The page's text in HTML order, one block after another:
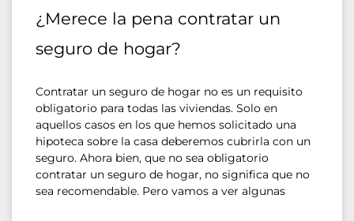
¿Merece la pena contratar un
seguro de hogar?
Contratar un seguro de hogar no es un requisito
obligatorio para todas las viviendas. Solo en
aquellos casos en los que hemos solicitado una
hipoteca sobre la casa deberemos cubrirla con un
seguro. Ahora bien, que no sea obligatorio
contratar un seguro de hogar, no significa que no
sea recomendable. Pero vamos a ver algunas